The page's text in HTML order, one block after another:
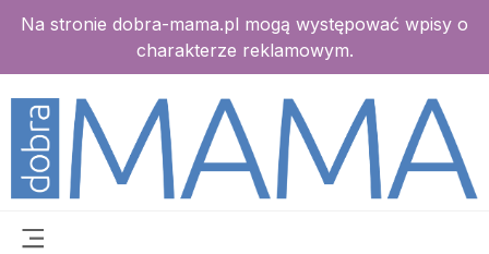
Na stronie dobra-mama.pl mogą występować wpisy o
charakterze reklamowym.